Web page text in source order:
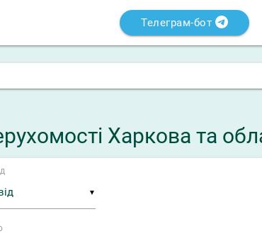
Телеграм-бот
Харкова та
▼